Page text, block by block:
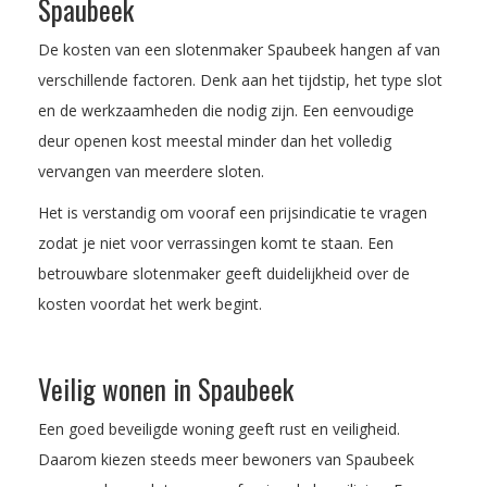
Spaubeek
De kosten van een slotenmaker Spaubeek hangen af van
verschillende factoren. Denk aan het tijdstip, het type slot
en de werkzaamheden die nodig zijn. Een eenvoudige
deur openen kost meestal minder dan het volledig
vervangen van meerdere sloten.
Het is verstandig om vooraf een prijsindicatie te vragen
zodat je niet voor verrassingen komt te staan. Een
betrouwbare slotenmaker geeft duidelijkheid over de
kosten voordat het werk begint.
Veilig wonen in Spaubeek
Een goed beveiligde woning geeft rust en veiligheid.
Daarom kiezen steeds meer bewoners van Spaubeek